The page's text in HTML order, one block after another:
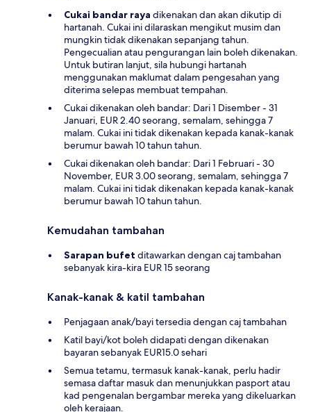
Cukai bandar raya dikenakan dan akan dikutip di
hartanah. Cukai ini dilaraskan mengikut musim dan
mungkin tidak dikenakan sepanjang tahun.
Pengecualian atau pengurangan lain boleh dikenakan.
Untuk butiran lanjut, sila hubungi hartanah
menggunakan maklumat dalam pengesahan yang
diterima selepas membuat tempahan.
Cukai dikenakan oleh bandar: Dari 1 Disember - 31
Januari, EUR 2.40 seorang, semalam, sehingga 7
malam. Cukai ini tidak dikenakan kepada kanak-kanak
berumur bawah 10 tahun tahun.
Cukai dikenakan oleh bandar: Dari 1 Februari - 30
November, EUR 3.00 seorang, semalam, sehingga 7
malam. Cukai ini tidak dikenakan kepada kanak-kanak
berumur bawah 10 tahun tahun.
Kemudahan tambahan
Sarapan bufet ditawarkan dengan caj tambahan
sebanyak kira-kira EUR 15 seorang
Kanak-kanak & katil tambahan
Penjagaan anak/bayi tersedia dengan caj tambahan
Katil bayi/kot boleh didapati dengan dikenakan
bayaran sebanyak EUR15.0 sehari
Semua tetamu, termasuk kanak-kanak, perlu hadir
semasa daftar masuk dan menunjukkan pasport atau
kad pengenalan bergambar mereka yang dikeluarkan
oleh kerajaan.